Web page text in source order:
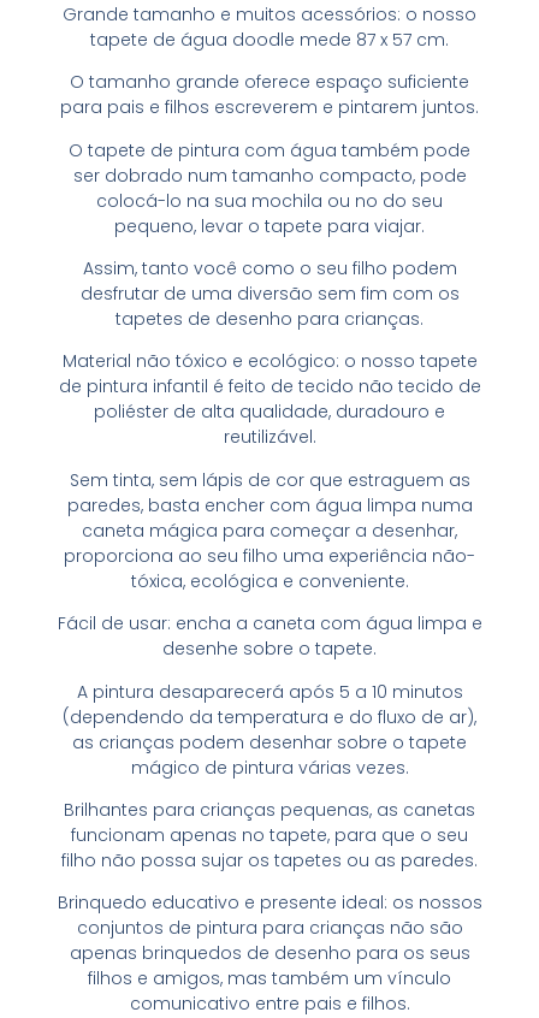
Grande tamanho e muitos acessórios: o nosso
tapete de água doodle mede 87 x 57 cm.
O tamanho grande oferece espaço suficiente
para pais e filhos escreverem e pintarem juntos.
O tapete de pintura com água também pode
ser dobrado num tamanho compacto, pode
colocá-lo na sua mochila ou no do seu
pequeno, levar o tapete para viajar.
Assim, tanto você como o seu filho podem
desfrutar de uma diversão sem fim com os
tapetes de desenho para crianças.
Material não tóxico e ecológico: o nosso tapete
de pintura infantil é feito de tecido não tecido de
poliéster de alta qualidade, duradouro e
reutilizável.
Sem tinta, sem lápis de cor que estraguem as
paredes, basta encher com água limpa numa
caneta mágica para começar a desenhar,
proporciona ao seu filho uma experiência não-
tóxica, ecológica e conveniente.
Fácil de usar: encha a caneta com água limpa e
desenhe sobre o tapete.
A pintura desaparecerá após 5 a 10 minutos
(dependendo da temperatura e do fluxo de ar),
as crianças podem desenhar sobre o tapete
mágico de pintura várias vezes.
Brilhantes para crianças pequenas, as canetas
funcionam apenas no tapete, para que o seu
filho não possa sujar os tapetes ou as paredes.
Brinquedo educativo e presente ideal: os nossos
conjuntos de pintura para crianças não são
apenas brinquedos de desenho para os seus
filhos e amigos, mas também um vínculo
comunicativo entre pais e filhos.